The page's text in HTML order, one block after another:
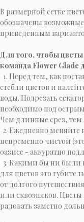
В размерной сетке
обозначены
приведенным
Для того, чтобы
команда Flower Glade
1. Перед тем, как
стебли цветов и
воды. Подрезать
необходимо под
Чем длинные срез, тем
2. Ежедневно меняйте
непременно чистой
оазисе - аккуратно
3. Какими бы ни были
для цветов это
от долгого
или сквозняков. Цветы
радовать заметно